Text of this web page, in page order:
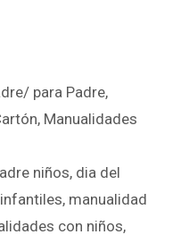
para Padre,
, Manualidades
niños, dia del
, manualidad
con niños,